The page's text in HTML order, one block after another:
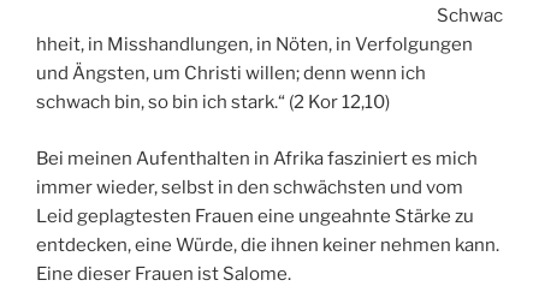
Schwac
hheit, in Misshandlungen, in Nöten, in Verfolgungen
und Ängsten, um Christi willen; denn wenn ich
schwach bin, so bin ich stark.“ (2 Kor 12,10)
Bei meinen Aufenthalten in Afrika fasziniert es mich
immer wieder, selbst in den schwächsten und vom
Leid geplagtesten Frauen eine ungeahnte Stärke zu
entdecken, eine Würde, die ihnen keiner nehmen kann.
Eine dieser Frauen ist Salome.